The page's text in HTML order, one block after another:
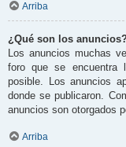
Arriba
¿Qué son los
Los anuncios muchas
foro que se encuentra
posible. Los anuncios
donde se publicaron.
anuncios son otorgados
Arriba